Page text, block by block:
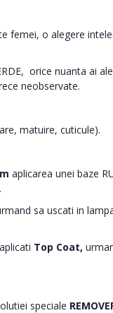
femei, o alegere
orice nuanta ai
neobservate.
matuire, cuticule).
aplicarea unei baze
sa uscati in
Top Coat,
speciale